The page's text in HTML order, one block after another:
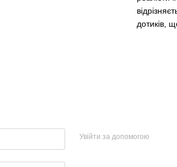
дотиків,
Увійти за допомогою